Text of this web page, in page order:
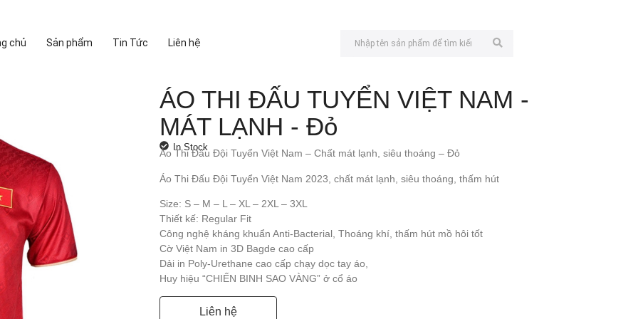
chủ Sản phẩm Tin Tức Liên hệ
ÁO THI ĐẤU TUYỂN VIỆT NAM -
MÁT LẠNH - Đỏ
In Stock
Áo Thi Đấu Đội Tuyển Việt Nam – Chất mát lạnh, siêu thoáng – Đỏ
Áo Thi Đấu Đội Tuyển Việt Nam 2023, chất mát lạnh, siêu thoáng, thấm hút
Size: S – M – L – XL – 2XL – 3XL
Thiết kế: Regular Fit
Công nghệ kháng khuẩn Anti-Bacterial, Thoáng khí, thấm hút mồ hôi tốt
Cờ Việt Nam in 3D Bagde cao cấp
Dải in Poly-Urethane cao cấp chạy dọc tay áo,
Huy hiệu “CHIẾN BINH SAO VÀNG” ở cổ áo
Liên hệ